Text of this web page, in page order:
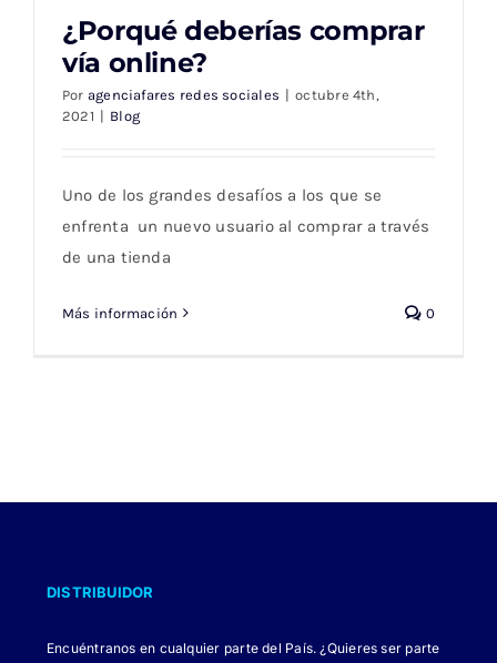
¿Porqué deberías comprar vía online?
¿Porqué deberías comprar
vía online?
Por agenciafares redes sociales | octubre 4th,
2021 | Blog
Uno de los grandes desafíos a los que se
enfrenta un nuevo usuario al comprar a través
de una tienda
Más información 0
DISTRIBUIDOR
Encuéntranos en cualquier parte del País. ¿Quieres ser parte